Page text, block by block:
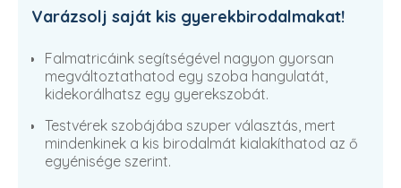
Varázsolj saját kis gyerekbirodalmakat!
Falmatricáink segítségével nagyon gyorsan
megváltoztathatod egy szoba hangulatát,
kidekorálhatsz egy gyerekszobát.
Testvérek szobájába szuper választás, mert
mindenkinek a kis birodalmát kialakíthatod az ő
egyénisége szerint.